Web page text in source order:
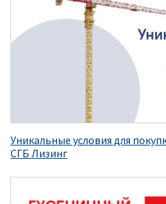
Уникальные условия для
СГБ Лизинг